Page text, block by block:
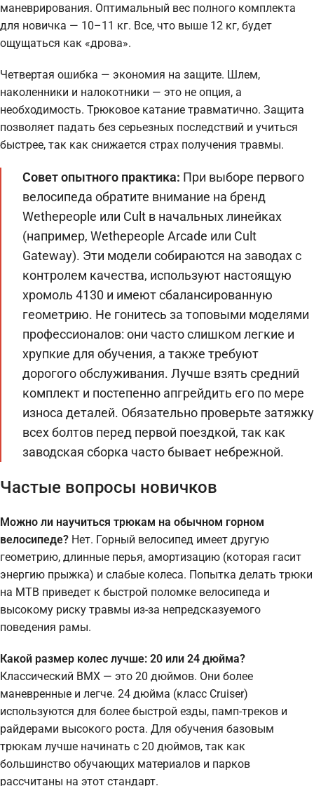
маневрирования. Оптимальный вес полного комплекта
для новичка — 10–11 кг. Все, что выше 12 кг, будет
ощущаться как «дрова».
Четвертая ошибка — экономия на защите. Шлем,
наколенники и налокотники — это не опция, а
необходимость. Трюковое катание травматично. Защита
позволяет падать без серьезных последствий и учиться
быстрее, так как снижается страх получения травмы.
Совет опытного практика: При выборе первого
велосипеда обратите внимание на бренд
Wethepeople или Cult в начальных линейках
(например, Wethepeople Arcade или Cult
Gateway). Эти модели собираются на заводах с
контролем качества, используют настоящую
хромоль 4130 и имеют сбалансированную
геометрию. Не гонитесь за топовыми моделями
профессионалов: они часто слишком легкие и
хрупкие для обучения, а также требуют
дорогого обслуживания. Лучше взять средний
комплект и постепенно апгрейдить его по мере
износа деталей. Обязательно проверьте затяжку
всех болтов перед первой поездкой, так как
заводская сборка часто бывает небрежной.
Частые вопросы новичков
Можно ли научиться трюкам на обычном горном
велосипеде? Нет. Горный велосипед имеет другую
геометрию, длинные перья, амортизацию (которая гасит
энергию прыжка) и слабые колеса. Попытка делать трюки
на MTB приведет к быстрой поломке велосипеда и
высокому риску травмы из-за непредсказуемого
поведения рамы.
Какой размер колес лучше: 20 или 24 дюйма?
Классический BMX — это 20 дюймов. Они более
маневренные и легче. 24 дюйма (класс Cruiser)
используются для более быстрой езды, памп-треков и
райдерами высокого роста. Для обучения базовым
трюкам лучше начинать с 20 дюймов, так как
большинство обучающих материалов и парков
рассчитаны на этот стандарт.